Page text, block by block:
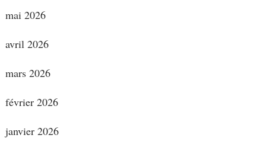
mai 2026
avril 2026
mars 2026
février 2026
janvier 2026